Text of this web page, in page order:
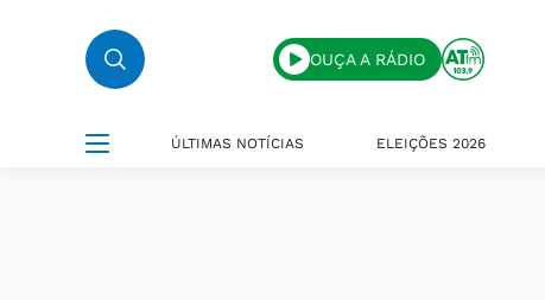
OUÇA A RÁDIO
ÚLTIMAS NOTÍCIAS ELEIÇÕES 2026